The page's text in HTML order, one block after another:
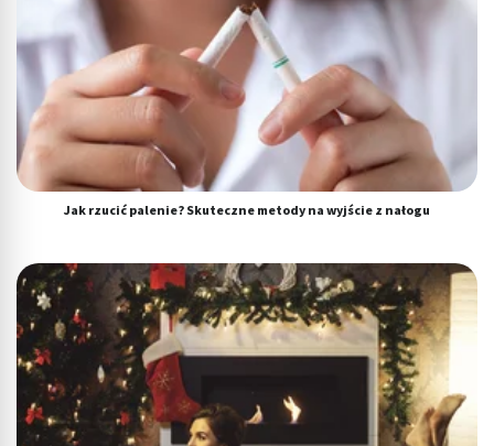
Jak rzucić palenie? Skuteczne metody na wyjście z nałogu